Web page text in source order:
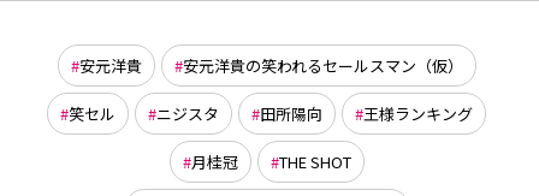
安元洋貴 安元洋貴の笑われるセールスマン（仮）
笑セル ニジスタ 田所陽向 王様ランキング
月桂冠 THE SHOT